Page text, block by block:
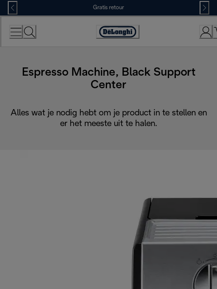
Skip
to
Content
Gratis retour
Accessibility
Espresso Machine, Black Support
Center
Alles wat je nodig hebt om je product in te stellen en
er het meeste uit te halen.